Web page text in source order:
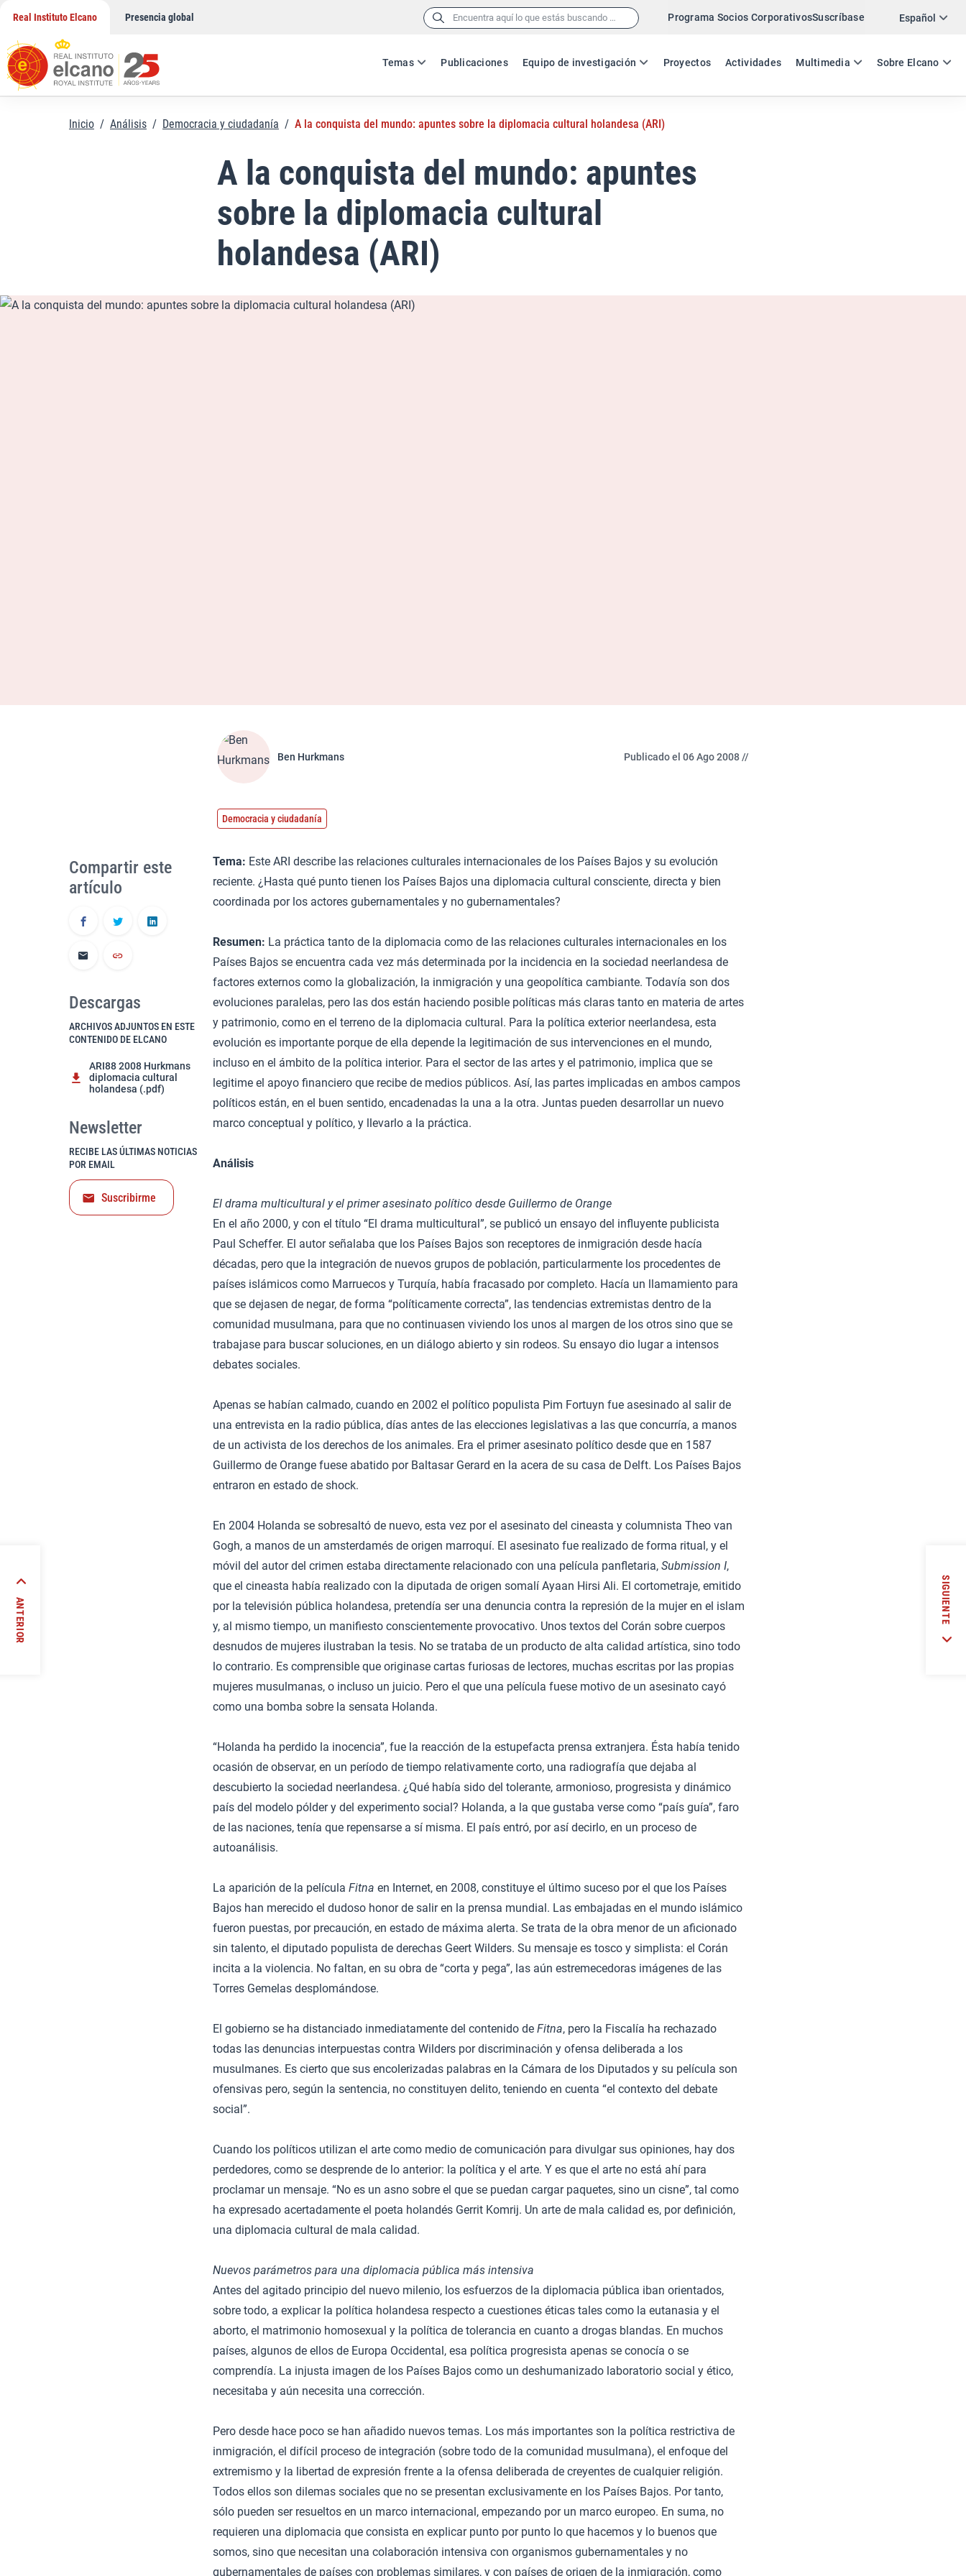
contenido
Real Instituto Elcano Presencia global Buscar: Programa Socios CorporativosSuscríbase Español
ES EN
Temas Publicaciones Equipo de investigación Proyectos Actividades Multimedia Sobre Elcano
Twitter
Inicio / Análisis / Democracia y ciudadanía / A la conquista del mundo: apuntes sobre la diplomacia cultural holandesa (ARI)
A la conquista del mundo: apuntes
sobre la diplomacia cultural
holandesa (ARI)
Ben Hurkmans Publicado el 06 Ago 2008 //
Democracia y ciudadanía
Tema: Este ARI describe las relaciones culturales internacionales de los Países Bajos y su evolución
reciente. ¿Hasta qué punto tienen los Países Bajos una diplomacia cultural consciente, directa y bien
coordinada por los actores gubernamentales y no gubernamentales?
Resumen: La práctica tanto de la diplomacia como de las relaciones culturales internacionales en los
Países Bajos se encuentra cada vez más determinada por la incidencia en la sociedad neerlandesa de
factores externos como la globalización, la inmigración y una geopolítica cambiante. Todavía son dos
evoluciones paralelas, pero las dos están haciendo posible políticas más claras tanto en materia de artes
y patrimonio, como en el terreno de la diplomacia cultural. Para la política exterior neerlandesa, esta
evolución es importante porque de ella depende la legitimación de sus intervenciones en el mundo,
incluso en el ámbito de la política interior. Para el sector de las artes y el patrimonio, implica que se
legitime el apoyo financiero que recibe de medios públicos. Así, las partes implicadas en ambos campos
políticos están, en el buen sentido, encadenadas la una a la otra. Juntas pueden desarrollar un nuevo
marco conceptual y político, y llevarlo a la práctica.
Análisis
El drama multicultural y el primer asesinato político desde Guillermo de Orange
En el año 2000, y con el título “El drama multicultural”, se publicó un ensayo del influyente publicista
Paul Scheffer. El autor señalaba que los Países Bajos son receptores de inmigración desde hacía
décadas, pero que la integración de nuevos grupos de población, particularmente los procedentes de
países islámicos como Marruecos y Turquía, había fracasado por completo. Hacía un llamamiento para
que se dejasen de negar, de forma “políticamente correcta”, las tendencias extremistas dentro de la
comunidad musulmana, para que no continuasen viviendo los unos al margen de los otros sino que se
trabajase para buscar soluciones, en un diálogo abierto y sin rodeos. Su ensayo dio lugar a intensos
debates sociales.
Apenas se habían calmado, cuando en 2002 el político populista Pim Fortuyn fue asesinado al salir de
una entrevista en la radio pública, días antes de las elecciones legislativas a las que concurría, a manos
de un activista de los derechos de los animales. Era el primer asesinato político desde que en 1587
Guillermo de Orange fuese abatido por Baltasar Gerard en la acera de su casa de Delft. Los Países Bajos
entraron en estado de shock.
En 2004 Holanda se sobresaltó de nuevo, esta vez por el asesinato del cineasta y columnista Theo van
Gogh, a manos de un amsterdamés de origen marroquí. El asesinato fue realizado de forma ritual, y el
móvil del autor del crimen estaba directamente relacionado con una película panfletaria, Submission I,
que el cineasta había realizado con la diputada de origen somalí Ayaan Hirsi Ali. El cortometraje, emitido
por la televisión pública holandesa, pretendía ser una denuncia contra la represión de la mujer en el islam
y, al mismo tiempo, un manifiesto conscientemente provocativo. Unos textos del Corán sobre cuerpos
desnudos de mujeres ilustraban la tesis. No se trataba de un producto de alta calidad artística, sino todo
lo contrario. Es comprensible que originase cartas furiosas de lectores, muchas escritas por las propias
mujeres musulmanas, o incluso un juicio. Pero el que una película fuese motivo de un asesinato cayó
como una bomba sobre la sensata Holanda.
“Holanda ha perdido la inocencia”, fue la reacción de la estupefacta prensa extranjera. Ésta había tenido
ocasión de observar, en un período de tiempo relativamente corto, una radiografía que dejaba al
descubierto la sociedad neerlandesa. ¿Qué había sido del tolerante, armonioso, progresista y dinámico
país del modelo pólder y del experimento social? Holanda, a la que gustaba verse como “país guía”, faro
de las naciones, tenía que repensarse a sí misma. El país entró, por así decirlo, en un proceso de
autoanálisis.
La aparición de la película Fitna en Internet, en 2008, constituye el último suceso por el que los Países
Bajos han merecido el dudoso honor de salir en la prensa mundial. Las embajadas en el mundo islámico
fueron puestas, por precaución, en estado de máxima alerta. Se trata de la obra menor de un aficionado
sin talento, el diputado populista de derechas Geert Wilders. Su mensaje es tosco y simplista: el Corán
incita a la violencia. No faltan, en su obra de “corta y pega”, las aún estremecedoras imágenes de las
Torres Gemelas desplomándose.
El gobierno se ha distanciado inmediatamente del contenido de Fitna, pero la Fiscalía ha rechazado
todas las denuncias interpuestas contra Wilders por discriminación y ofensa deliberada a los
musulmanes. Es cierto que sus encolerizadas palabras en la Cámara de los Diputados y su película son
ofensivas pero, según la sentencia, no constituyen delito, teniendo en cuenta “el contexto del debate
social”.
Cuando los políticos utilizan el arte como medio de comunicación para divulgar sus opiniones, hay dos
perdedores, como se desprende de lo anterior: la política y el arte. Y es que el arte no está ahí para
proclamar un mensaje. “No es un asno sobre el que se puedan cargar paquetes, sino un cisne”, tal como
ha expresado acertadamente el poeta holandés Gerrit Komrij. Un arte de mala calidad es, por definición,
una diplomacia cultural de mala calidad.
Nuevos parámetros para una diplomacia pública más intensiva
Antes del agitado principio del nuevo milenio, los esfuerzos de la diplomacia pública iban orientados,
sobre todo, a explicar la política holandesa respecto a cuestiones éticas tales como la eutanasia y el
aborto, el matrimonio homosexual y la política de tolerancia en cuanto a drogas blandas. En muchos
países, algunos de ellos de Europa Occidental, esa política progresista apenas se conocía o se
comprendía. La injusta imagen de los Países Bajos como un deshumanizado laboratorio social y ético,
necesitaba y aún necesita una corrección.
Pero desde hace poco se han añadido nuevos temas. Los más importantes son la política restrictiva de
inmigración, el difícil proceso de integración (sobre todo de la comunidad musulmana), el enfoque del
extremismo y la libertad de expresión frente a la ofensa deliberada de creyentes de cualquier religión.
Todos ellos son dilemas sociales que no se presentan exclusivamente en los Países Bajos. Por tanto,
sólo pueden ser resueltos en un marco internacional, empezando por un marco europeo. En suma, no
requieren una diplomacia que consista en explicar punto por punto lo que hacemos y lo buenos que
somos, sino que necesitan una colaboración intensiva con organismos gubernamentales y no
gubernamentales de países con problemas similares, y con países de origen de la inmigración, como
Compartir este
artículo
Descargas
ARCHIVOS ADJUNTOS EN ESTE
CONTENIDO DE ELCANO
ARI88 2008 Hurkmans
diplomacia cultural
holandesa (.pdf)
Newsletter
RECIBE LAS ÚLTIMAS NOTICIAS
POR EMAIL
Suscribirme
ANTERIOR SIGUIENTE